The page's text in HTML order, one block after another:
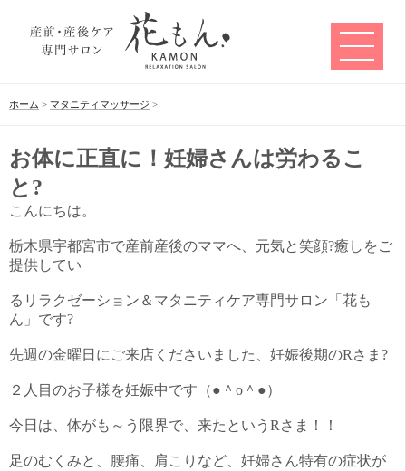
ホーム > マタニティマッサージ >
お体に正直に！妊婦さんは労わるこ
と?
こんにちは。
栃木県宇都宮市で産前産後のママへ、元気と笑顔?癒しをご
提供してい
るリラクゼーション＆マタニティケア専門サロン「花も
ん」です?
先週の金曜日にご来店くださいました、妊娠後期のRさま?
２人目のお子様を妊娠中です（●＾o＾●）
今日は、体がも～う限界で、来たというRさま！！
足のむくみと、腰痛、肩こりなど、妊婦さん特有の症状が